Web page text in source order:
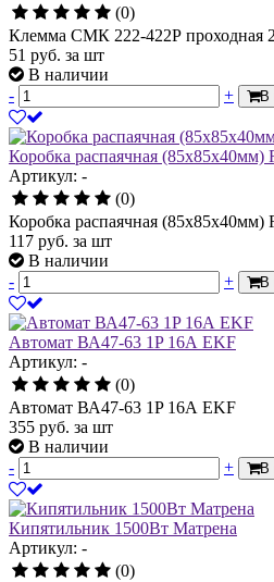
(0)
Клемма СМК 222-422Р проходная
51 руб. за шт
В наличии
-
+ В
Коробка распаячная
Артикул: -
(0)
Коробка распаячная
117 руб. за шт
В наличии
-
+ В
Автомат ВА47-63 1P 16А EKF
Артикул: -
(0)
Автомат ВА47-63 1P 16А EKF
355 руб. за шт
В наличии
-
+ В
Кипятильник 1500Вт Матрена
Артикул: -
(0)